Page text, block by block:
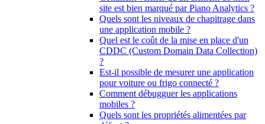
site est bien marqué par Piano Analytics ?
Quels sont les niveaux de chapitrage dans
une application mobile ?
Quel est le coût de la mise en place d'un
CDDC (Custom Domain Data Collection)
?
Est-il possible de mesurer une application
pour voiture ou frigo connecté ?
Comment débugguer les applications
mobiles ?
Quels sont les propriétés alimentées par